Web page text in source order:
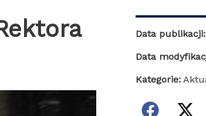
Data publikacji:
Data
Kategorie: